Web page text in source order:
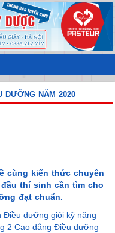
DƯỠNG NĂM 2020
cùng kiến thức chuyên
thí sinh cần tìm cho
đạt chuẩn.
Điều dưỡng giỏi kỹ năng
2 Cao đẳng Điều dưỡng